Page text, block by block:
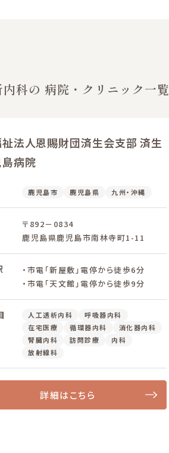
内科の 病院・クリニック一覧
法人恩賜財団済生会支部 済生
病院
鹿児島市 鹿児島県 九州・沖縄
〒892－0834
鹿児島県鹿児島市南林寺町1-11
・市電「新屋敷」電停から徒歩6分
・市電「天文館」電停から徒歩9分
人工透析内科
呼吸器内科
在宅医療
循環器内科
消化器内科
腎臓内科
訪問診療
内科
放射線科
詳細はこちら